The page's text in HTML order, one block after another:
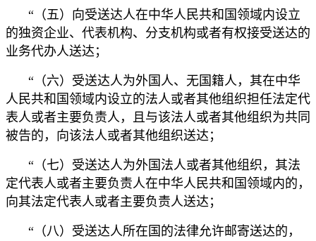
“（五）向受送达人在中华人民共和国领域内设立
的独资企业、代表机构、分支机构或者有权接受送达的
业务代办人送达；
“（六）受送达人为外国人、无国籍人，其在中华
人民共和国领域内设立的法人或者其他组织担任法定代
表人或者主要负责人，且与该法人或者其他组织为共同
被告的，向该法人或者其他组织送达；
“（七）受送达人为外国法人或者其他组织，其法
定代表人或者主要负责人在中华人民共和国领域内的，
向其法定代表人或者主要负责人送达；
“（八）受送达人所在国的法律允许邮寄送达的，